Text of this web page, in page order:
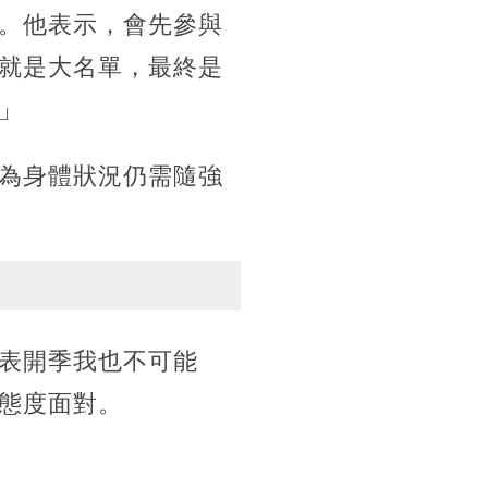
他表示，會先參與
是大名單，最終是
身體狀況仍需隨強
開季我也不可能
度面對。